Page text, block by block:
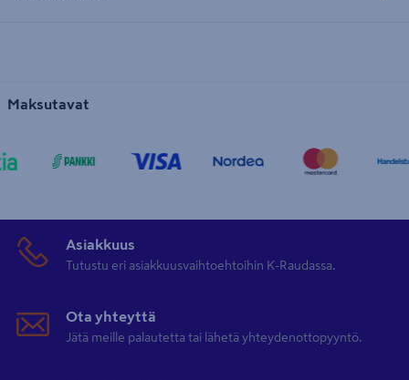
Maksutavat
Asiakkuus
Tutustu eri asiakkuusvaihtoehtoihin K-Raudassa.
Ota yhteyttä
Jätä meille palautetta tai lähetä yhteydenottopyyntö.